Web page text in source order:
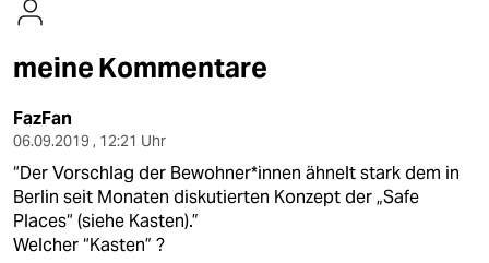
kultur
sport
berlin
nord
meine Kommentare
FazFan
06.09.2019 , 12:21 Uhr
“Der Vorschlag der Bewoh­ner*innen ähnelt stark dem in
Berlin seit Monaten diskutierten Konzept der „Safe
Places“ (siehe Kasten).”
Welcher “Kasten” ?